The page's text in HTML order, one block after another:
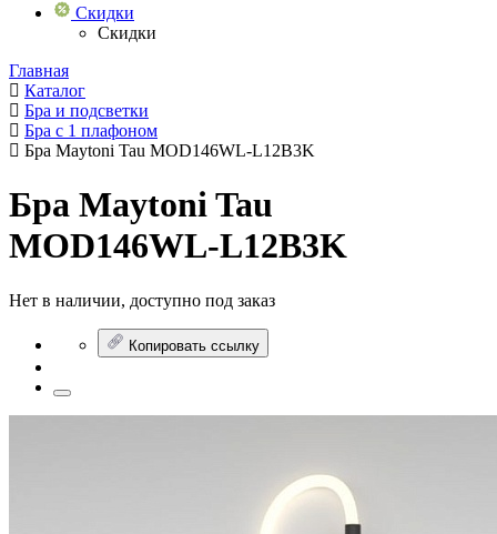
Скидки
Скидки
Главная
Каталог
Бра и подсветки
Бра с 1 плафоном
Бра Maytoni Tau MOD146WL-L12B3K
Бра Maytoni Tau
MOD146WL-L12B3K
Нет в наличии, доступно под заказ
Копировать ссылку